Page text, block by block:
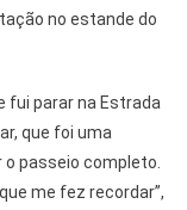
no estande do
fui parar na Estrada
que foi uma
passeio completo.
me fez recordar”,